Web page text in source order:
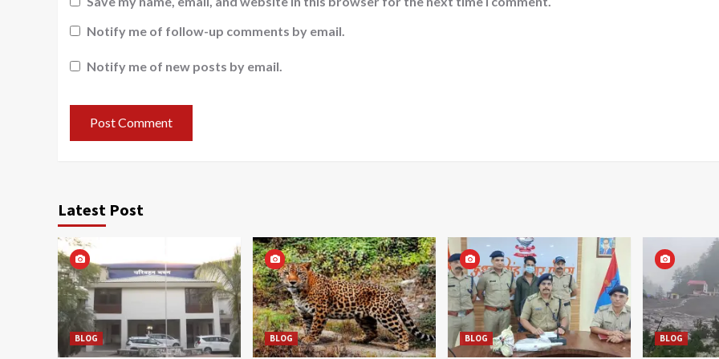
Notify me of follow-up comments by email.
Notify me of new posts by email.
Latest Post
BLOG BLOG BLOG BLOG